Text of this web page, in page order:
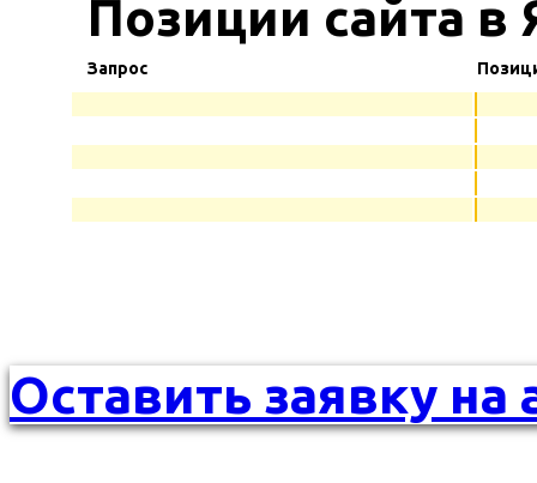
Позиции сайта в
Запрос
Оставить заявку на